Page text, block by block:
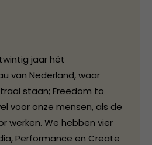
jaar hét
van Nederland, waar
staan; Freedom to
voor onze mensen, als de
werken. We hebben vier
Performance en Create